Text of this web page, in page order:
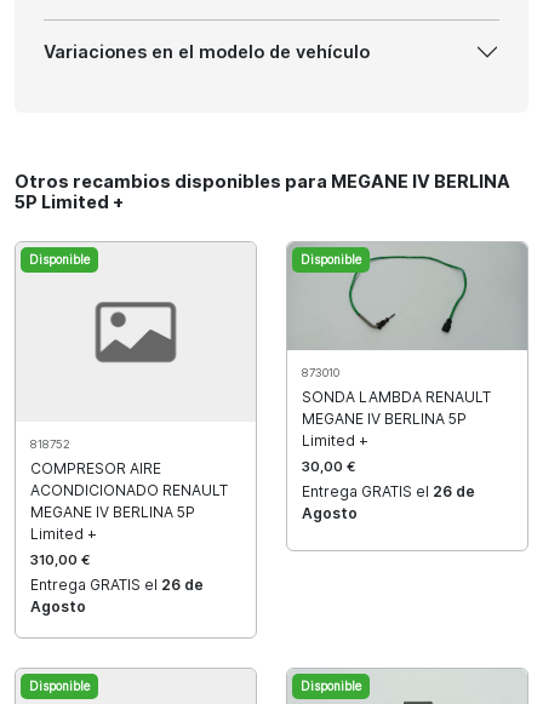
Variaciones en el modelo de vehículo
Otros recambios disponibles para MEGANE IV BERLINA
5P Limited +
Disponible
818752
COMPRESOR AIRE
ACONDICIONADO RENAULT
MEGANE IV BERLINA 5P
Limited +
310,00 €
Entrega GRATIS el 26 de
Agosto
Disponible
873010
SONDA LAMBDA RENAULT
MEGANE IV BERLINA 5P
Limited +
30,00 €
Entrega GRATIS el 26 de
Agosto
Disponible Disponible